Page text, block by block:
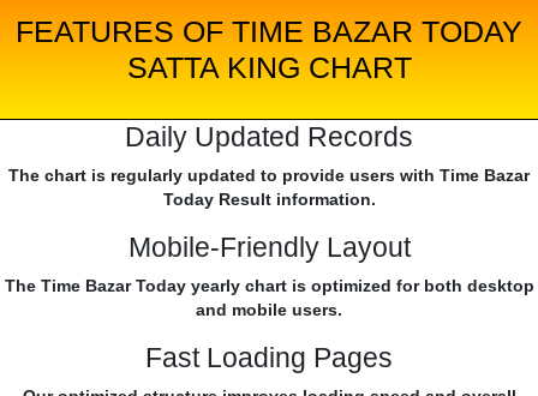
FEATURES OF TIME BAZAR TODAY
SATTA KING CHART
Daily Updated Records
The chart is regularly updated to provide users with Time Bazar
Today Result information.
Mobile-Friendly Layout
The Time Bazar Today yearly chart is optimized for both desktop
and mobile users.
Fast Loading Pages